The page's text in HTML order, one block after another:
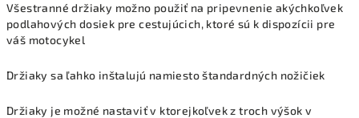
Všestranné držiaky možno použiť na pripevnenie akýchkoľvek
podlahových dosiek pre cestujúcich, ktoré sú k dispozícii pre
váš motocykel
Držiaky sa ľahko inštalujú namiesto štandardných nožičiek
Držiaky je možné nastaviť v ktorejkoľvek z troch výšok v